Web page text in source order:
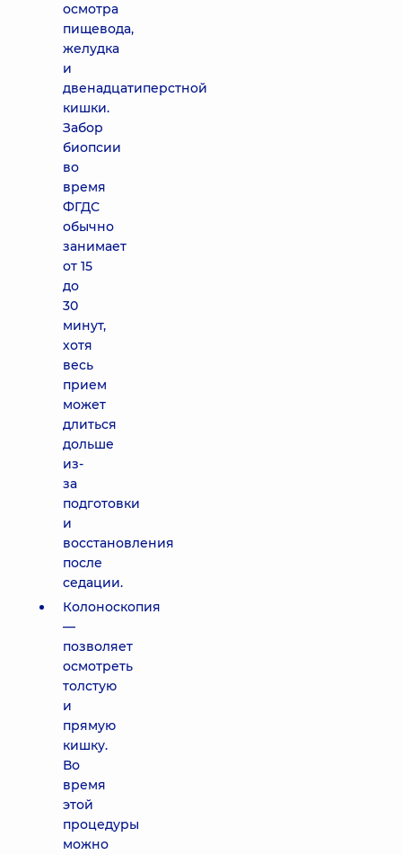
осмотра
пищевода,
желудка
и
двенадцатиперстной
кишки.
Забор
биопсии
во
время
ФГДС
обычно
занимает
от 15
до
30
минут,
хотя
весь
прием
может
длиться
дольше
из-
за
подготовки
и
восстановления
после
седации.
Колоноскопия
—
позволяет
осмотреть
толстую
и
прямую
кишку.
Во
время
этой
процедуры
можно